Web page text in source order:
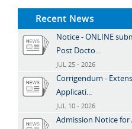
Recent News
Notice - ONLINE
Post Docto...
JUL 25 - 2026
Corrigendum -
Applicati...
JUL 10 - 2026
Admission Notice for